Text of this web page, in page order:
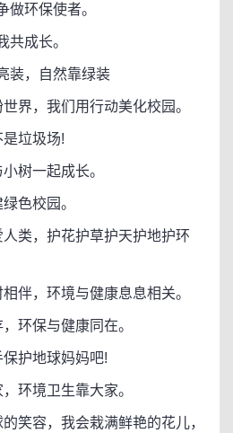
环保使者。
成长。
，自然靠绿装
，我们用行动美化校园。
垃圾场!
树一起成长。
色校园。
类，护花护草护天护地护环
，环境与健康息息相关。
环保与健康同在。
护地球妈妈吧!
环境卫生靠大家。
容，我会栽满鲜艳的花儿，